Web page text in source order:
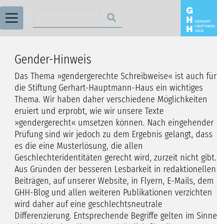
Gender-Hinweis
Das Thema »gendergerechte Schreibweise« ist auch für
die Stiftung Gerhart-Hauptmann-Haus ein wichtiges
Thema. Wir haben daher verschiedene Möglichkeiten
eruiert und erprobt, wie wir unsere Texte
»gendergerecht« umsetzen können. Nach eingehender
Prüfung sind wir jedoch zu dem Ergebnis gelangt, dass
es die eine Musterlösung, die allen
Geschlechteridentitäten gerecht wird, zurzeit nicht gibt.
Aus Gründen der besseren Lesbarkeit in redaktionellen
Beiträgen, auf unserer Website, in Flyern, E-Mails, dem
GHH-Blog und allen weiteren Publikationen verzichten
wird daher auf eine geschlechtsneutrale
Differenzierung. Entsprechende Begriffe gelten im Sinne